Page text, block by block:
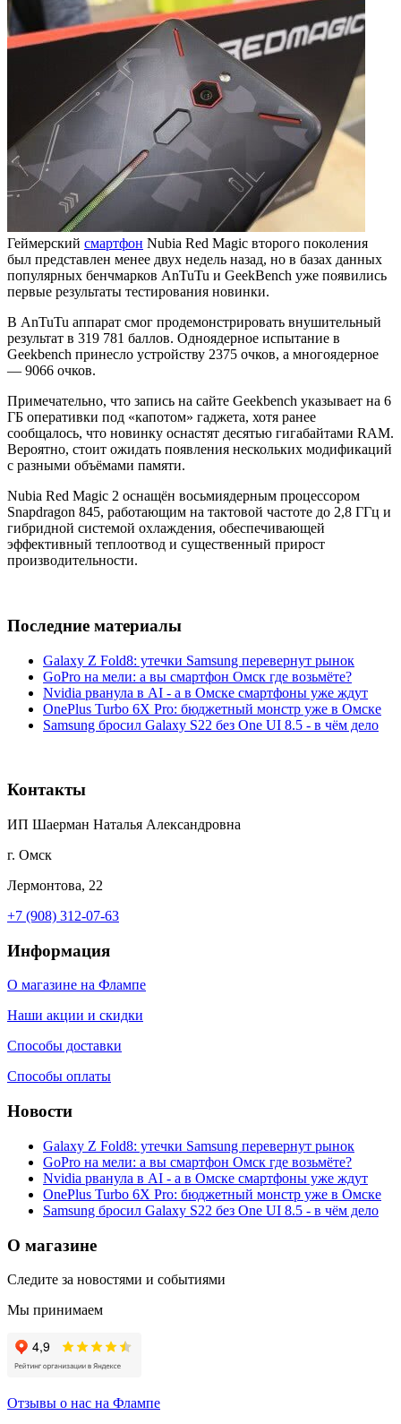
Геймерский смартфон Nubia Red Magic второго поколения
был представлен менее двух недель назад, но в базах данных
популярных бенчмарков AnTuTu и GeekBench уже появились
первые результаты тестирования новинки.
В AnTuTu аппарат смог продемонстрировать внушительный
результат в 319 781 баллов. Одноядерное испытание в
Geekbench принесло устройству 2375 очков, а многоядерное
— 9066 очков.
Примечательно, что запись на сайте Geekbench указывает на 6
ГБ оперативки под «капотом» гаджета, хотя ранее
сообщалось, что новинку оснастят десятью гигабайтами RAM.
Вероятно, стоит ожидать появления нескольких модификаций
с разными объёмами памяти.
Nubia Red Magic 2 оснащён восьмиядерным процессором
Snapdragon 845, работающим на тактовой частоте до 2,8 ГГц и
гибридной системой охлаждения, обеспечивающей
эффективный теплоотвод и существенный прирост
производительности.
Последние материалы
Galaxy Z Fold8: утечки Samsung перевернут рынок
GoPro на мели: а вы смартфон Омск где возьмёте?
Nvidia рванула в AI - а в Омске смартфоны уже ждут
OnePlus Turbo 6X Pro: бюджетный монстр уже в Омске
Samsung бросил Galaxy S22 без One UI 8.5 - в чём дело
Контакты
ИП Шаерман Наталья Александровна
г. Омск
Лермонтова, 22
+7 (908) 312-07-63
Информация
О магазине на Флампе
Наши акции и скидки
Способы доставки
Способы оплаты
Новости
Galaxy Z Fold8: утечки Samsung перевернут рынок
GoPro на мели: а вы смартфон Омск где возьмёте?
Nvidia рванула в AI - а в Омске смартфоны уже ждут
OnePlus Turbo 6X Pro: бюджетный монстр уже в Омске
Samsung бросил Galaxy S22 без One UI 8.5 - в чём дело
О магазине
Следите за новостями и событиями
Мы принимаем
Отзывы о нас на Флампе